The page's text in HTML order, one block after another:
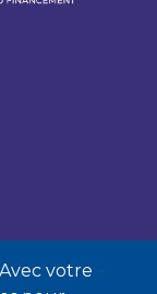
votre